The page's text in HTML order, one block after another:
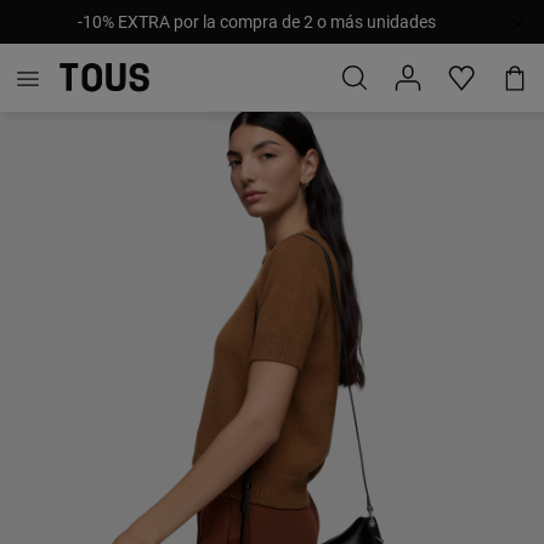
-10% EXTRA por la compra de 2 o más unidades